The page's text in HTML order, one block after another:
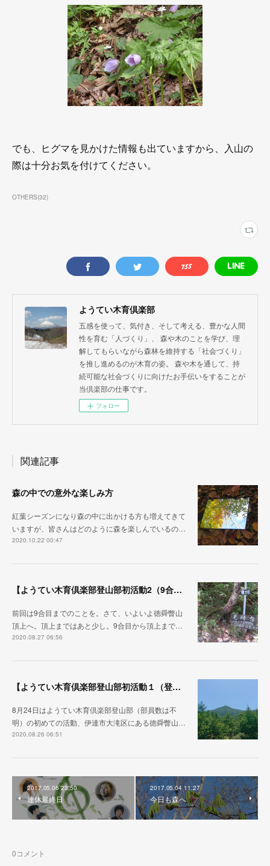
でも、ヒグマを見かけた情報も出ていますから、入山の
際は十分お気を付けてください。
OTHERS(32)
ようてい木育倶楽部
五感を使って、気付き、そして考える、豊かな人間
性を育む「人づくり」、 森や木のことを学び、理
解してもらいながら森林を維持する「社会づくり」
を推し進めるのが木育の姿。 森や木を通して、持
続可能な社会づくりに向けたお手伝いをすることが
当倶楽部の仕事です。
フォロー
関連記事
森の中での意外な楽しみ方
紅葉シーズンになり森の中に出かける方も増えてきて
いますが、皆さんはどのように森を楽しんでいるの…
2020.10.22 00:47
【ようてい木育倶楽部登山部初活動2（9合目～徳舜瞥山頂上～ホロホロ山頂上～下山）】
前回は9合目までのことを。さて、いよいよ徳舜瞥山
頂上へ。頂上まではあと少し。9合目から頂上まで…
2020.08.27 06:56
【ようてい木育倶楽部登山部初活動１（登山口～9合目）】
8月24日はようてい木育倶楽部登山部（部員数は不
明）の初めての活動、伊達市大滝区にある徳舜瞥山…
2020.08.26 06:51
2017.05.06 23:50
連休最終日
2017.05.04 11:27
今日も森へ
0コメント